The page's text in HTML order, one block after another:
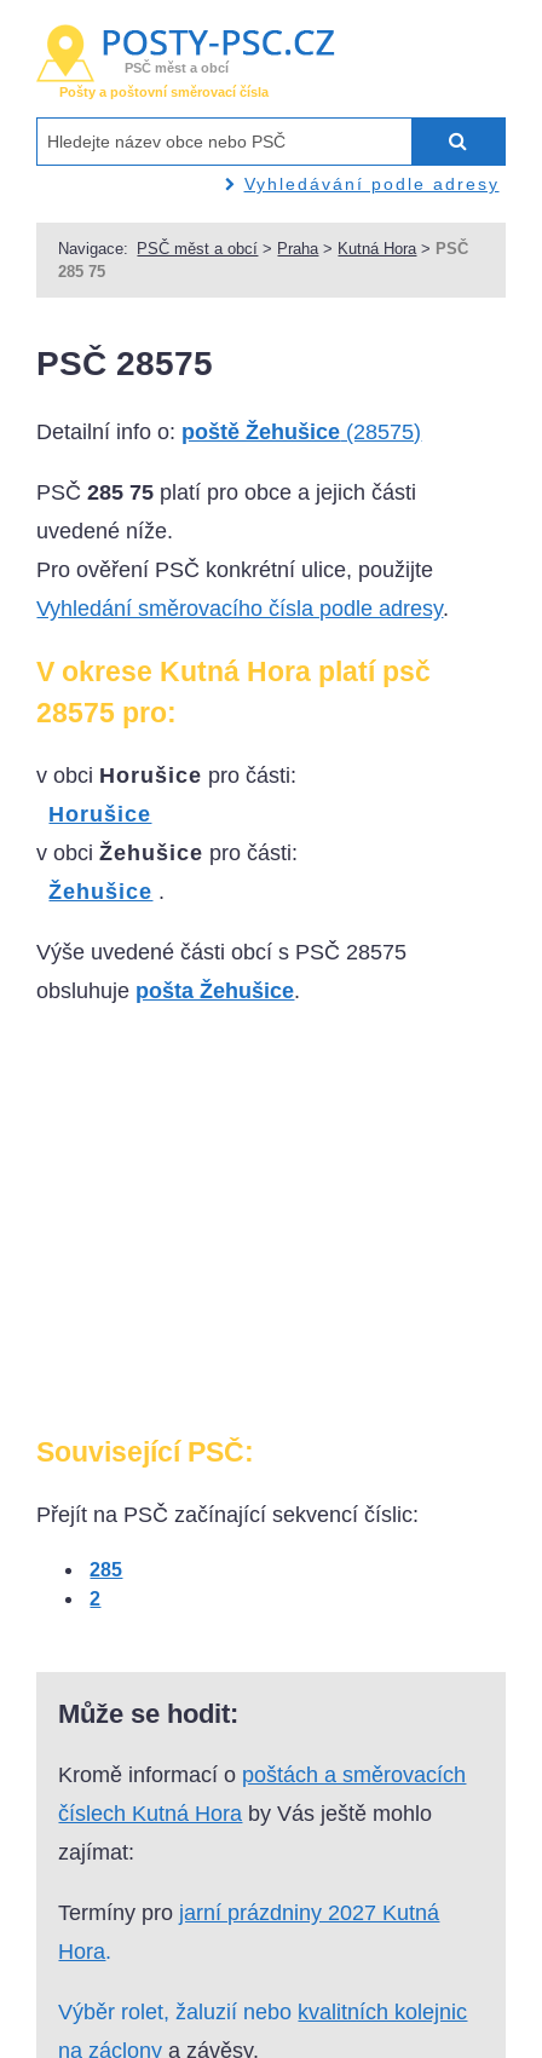
PSČ měst a obcí
Pošty a poštovní směrovací čísla
Vyhledávání podle adresy
Navigace: PSČ měst a obcí > Praha > Kutná Hora > PSČ
285 75
PSČ 28575
Detailní info o: poště Žehušice (28575)
PSČ285 75 platí pro obce a jejich části
uvedené níže.
Pro ověření PSČ konkrétní ulice, použijte
Vyhledání směrovacího čísla podle adresy.
V okrese Kutná Hora platí psč
28575 pro:
v obci Horušice pro části:
Horušice
v obciŽehušice pro části:
Žehušice .
Výše uvedené části obcí s PSČ 28575
obsluhuje pošta Žehušice.
Související PSČ:
Přejít na PSČ začínající sekvencí číslic:
285
2
Může se hodit:
Kromě informací o poštách a směrovacích
číslech Kutná Hora by Vás ještě mohlo
zajímat:
Termíny pro jarní prázdniny 2027 Kutná
Hora.
Výběr rolet, žaluzií nebo kvalitních kolejnic
na záclony a závěsy.